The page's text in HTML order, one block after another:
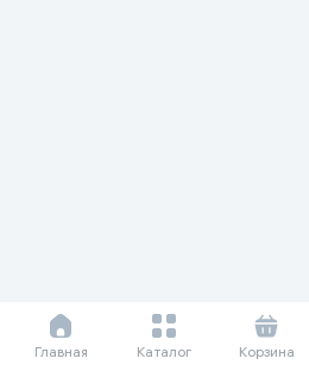
Главная Каталог Корзина